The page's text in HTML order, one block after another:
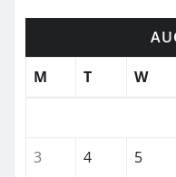
M
T W
3
4 5